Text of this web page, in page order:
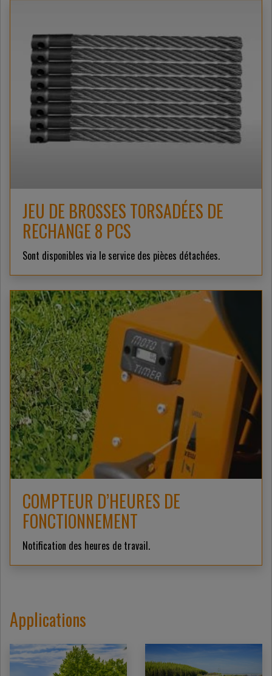
JEU DE BROSSES TORSADÉES DE
RECHANGE 8 PCS
Sont disponibles via le service des pièces détachées.
COMPTEUR D’HEURES DE
FONCTIONNEMENT
Notification des heures de travail.
Applications